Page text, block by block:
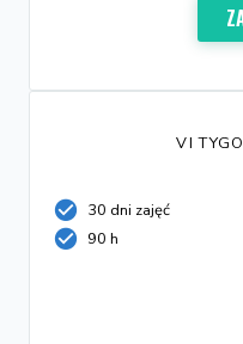
VI
30 dni zajęć
90 h